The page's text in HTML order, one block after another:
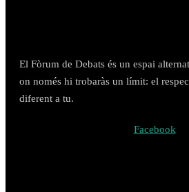
El Fòrum de Debats és un espai
on només hi trobaràs un límit: el
diferent a tu.
Facebook